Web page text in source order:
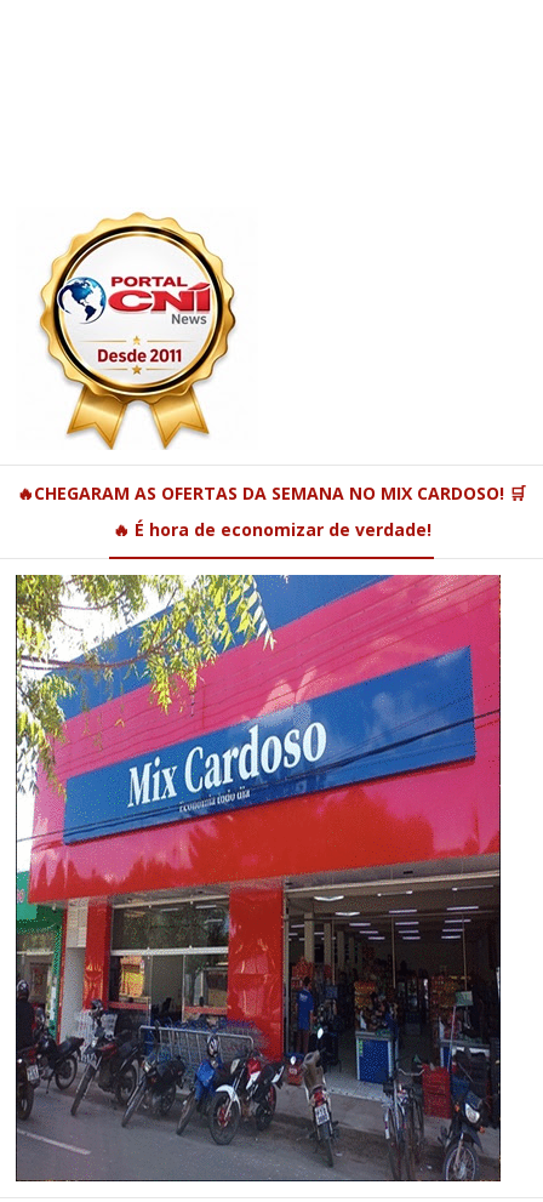
🔥CHEGARAM AS OFERTAS DA SEMANA NO MIX CARDOSO! 🛒
🔥 É hora de economizar de verdade!